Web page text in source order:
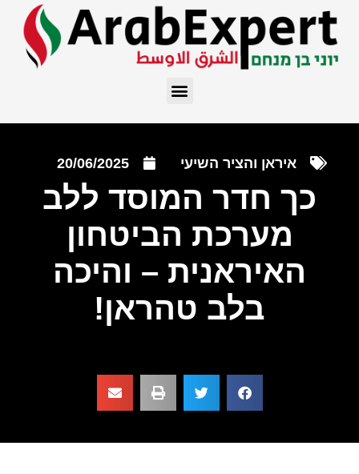
איראן והציר השיעי 20/06/2025
כך חדר המוסד ללב
מערכת הביטחון
האיראנית – והיכה
בלב טהראן!